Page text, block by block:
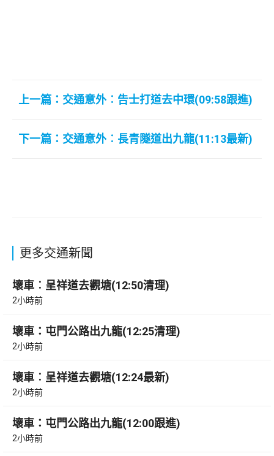
上一篇：交通意外︰告士打道去中環(09:58跟進)
下一篇：交通意外︰長青隧道出九龍(11:13最新)
更多交通新聞
壞車︰呈祥道去觀塘(12:50清理)
2小時前
壞車：屯門公路出九龍(12:25清理)
2小時前
壞車︰呈祥道去觀塘(12:24最新)
2小時前
壞車：屯門公路出九龍(12:00跟進)
2小時前